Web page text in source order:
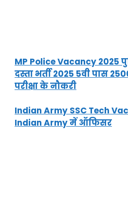
MP Police Vacancy 2025
दस्ता भर्ती 2025 5वी पास
परीक्षा के नौकरी
Indian Army SSC Tech
Indian Army में ऑफिसर